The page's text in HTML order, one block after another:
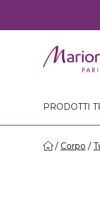
PRODOTTI
Corpo